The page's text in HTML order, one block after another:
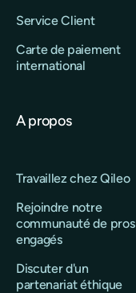
Service Client
Carte de paiement
international
A propos
Travaillez chez Qileo
Rejoindre notre
communauté de pros
engagés
Discuter d'un
partenariat éthique